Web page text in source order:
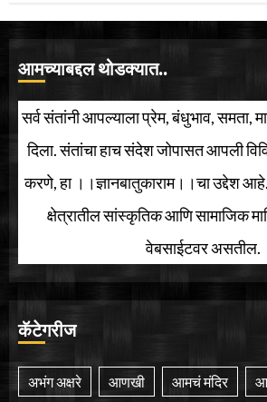
आमच्याबद्दल थोडक्यात..
सर्व संतांनी आपल्याला प्रेम, बंधुभाव, समता,
दिला. संतांचा हाच संदेश जोपासत आपली
करणे, हा ।।ज्ञानबातुकाराम।।चा उद्देश आहे.
क्षेत्रातील सांस्कृतिक आणि सामाजिक
वेबसाईटवर असतील.
कॅटेगरीज
अभंग अक्षरे आणखी आमचं मंदिर